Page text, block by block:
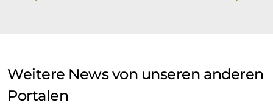
Weitere News von unseren anderen
Portalen